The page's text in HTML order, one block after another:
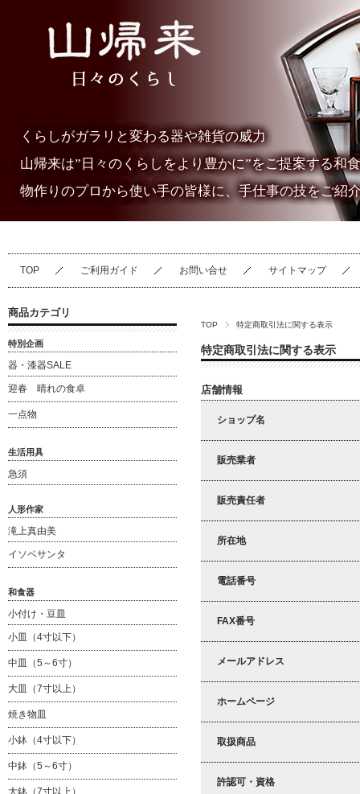
くらしがガラリと変わる器や雑貨の威力
山帰来は”日々のくらしをより豊かに”をご提案する和
物作りのプロから使い手の皆様に、手仕事の技をご紹
TOP ご利用ガイド お問い合せ サイトマップ
TOP 特定商取引法に関する表示
特定商取引法に関する表示
店舗情報
ショップ名
販売業者
販売責任者
所在地
電話番号
FAX番号
メールアドレス
ホームページ
取扱商品
許認可・資格
商品カテゴリ
特別企画
器・漆器SALE
迎春 晴れの食卓
一点物
生活用具
急須
人形作家
滝上真由美
イソベサンタ
和食器
小付け・豆皿
小皿（4寸以下）
中皿（5～6寸）
大皿（7寸以上）
焼き物皿
小鉢（4寸以下）
中鉢（5～6寸）
大鉢（7寸以上）